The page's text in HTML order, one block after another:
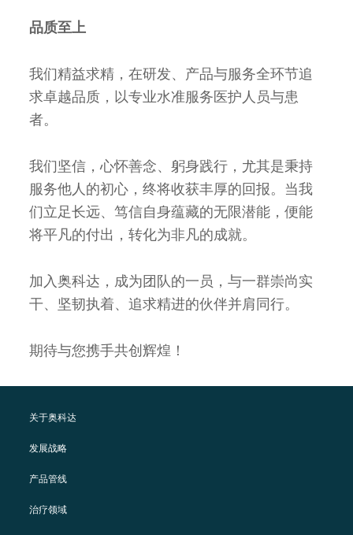
品质至上
我们精益求精，在研发、产品与服务全环节追
求卓越品质，以专业水准服务医护人员与患
者。
我们坚信，心怀善念、躬身践行，尤其是秉持
服务他人的初心，终将收获丰厚的回报。当我
们立足长远、笃信自身蕴藏的无限潜能，便能
将平凡的付出，转化为非凡的成就。
加入奥科达，成为团队的一员，与一群崇尚实
干、坚韧执着、追求精进的伙伴并肩同行。
期待与您携手共创辉煌！
关于奥科达
发展战略
产品管线
治疗领域